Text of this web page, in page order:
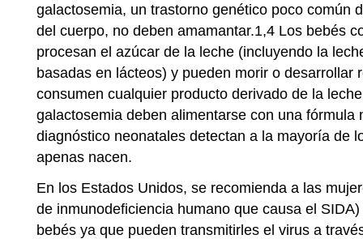
galactosemia, un trastorno genético poco común
del cuerpo, no deben amamantar.1,4 Los bebés
procesan el azúcar de la leche (incluyendo la
basadas en lácteos) y pueden morir o desarrollar
consumen cualquier producto derivado de la
galactosemia deben alimentarse con una fórmula
diagnóstico neonatales detectan a la mayoría de
apenas nacen.
En los Estados Unidos, se recomienda a las
de inmunodeficiencia humano que causa el
bebés ya que pueden transmitirles el virus a